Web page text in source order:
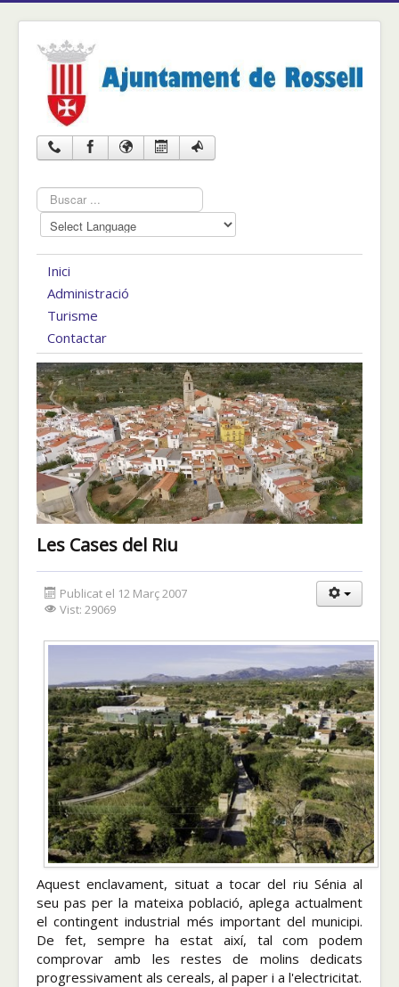
Cercar
...
Inici
Administració
Turisme
Contactar
Les Cases del Riu
Publicat el 12 Març 2007
Vist: 29069
Aquest enclavament, situat a tocar del riu Sénia al
seu pas per la mateixa població, aplega actualment
el contingent industrial més important del municipi.
De fet, sempre ha estat així, tal com podem
comprovar amb les restes de molins dedicats
progressivament als cereals, al paper i a l'electricitat.